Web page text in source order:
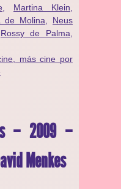
Martina Klein
de Molina
Neus
Rossy de Palma
más cine por
– 2009 –
Menkes